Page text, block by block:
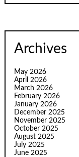
Archives
May 2026
April 2026
March 2026
February 2026
January 2026
December 2025
November 2025
October 2025
August 2025
July 2025
June 2025